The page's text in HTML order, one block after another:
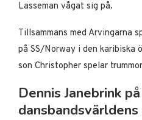
Lasseman vågat sig på.
Tillsammans med Arvingarna
på SS/Norway i den karibiska
son Christopher spelar
Dennis Janebrink